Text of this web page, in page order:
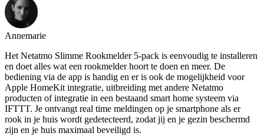
Annemarie
Het Netatmo Slimme Rookmelder 5-pack is eenvoudig te installeren
en doet alles wat een rookmelder hoort te doen en meer. De
bediening via de app is handig en er is ook de mogelijkheid voor
Apple HomeKit integratie, uitbreiding met andere Netatmo
producten of integratie in een bestaand smart home systeem via
IFTTT. Je ontvangt real time meldingen op je smartphone als er
rook in je huis wordt gedetecteerd, zodat jij en je gezin beschermd
zijn en je huis maximaal beveiligd is.